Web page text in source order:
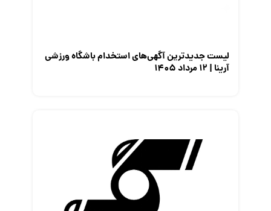
لیست جدیدترین آگهی‌های استخدام باشگاه ورزشی
آرینا | ۱۲ مرداد ۱۴۰۵